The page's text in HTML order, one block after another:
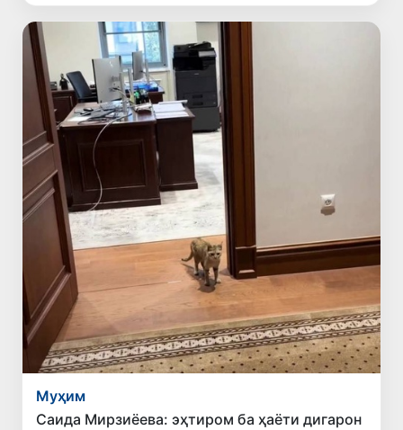
Муҳим
Саида Мирзиёева: эҳтиром ба ҳаёти дигарон